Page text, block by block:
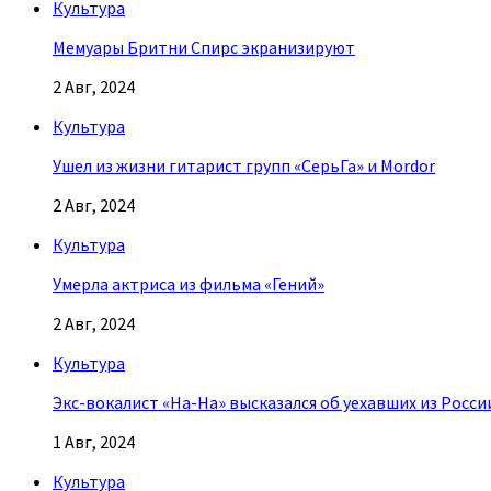
Культура
Мемуары Бритни Спирс экранизируют
2 Авг, 2024
Культура
Ушел из жизни гитарист групп «СерьГа» и Mordor
2 Авг, 2024
Культура
Умерла актриса из фильма «Гений»
2 Авг, 2024
Культура
Экс-вокалист «На-На» высказался об уехавших из
1 Авг, 2024
Культура